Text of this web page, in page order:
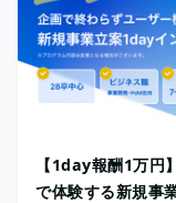
【1day報酬1万円
で体験する新規事